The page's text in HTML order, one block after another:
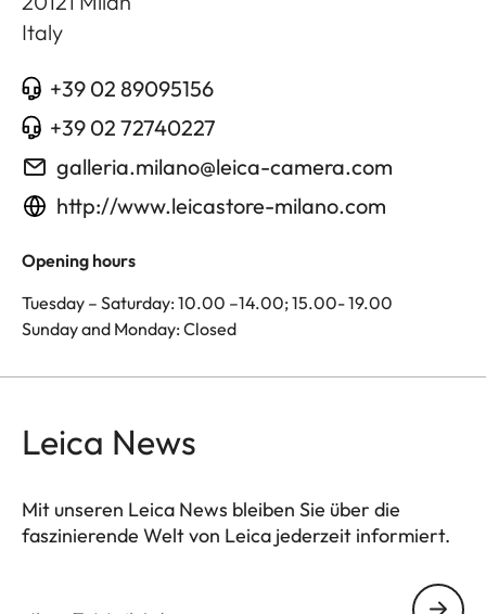
Italy
+39 02 89095156
+39 02 72740227
galleria.milano@leica-camera.com
http://www.leicastore-milano.com
Opening hours
Tuesday – Saturday: 10.00 –14.00; 15.00- 19.00
Sunday and Monday: Closed
Leica News
Mit unseren Leica News bleiben Sie über die
faszinierende Welt von Leica jederzeit informiert.